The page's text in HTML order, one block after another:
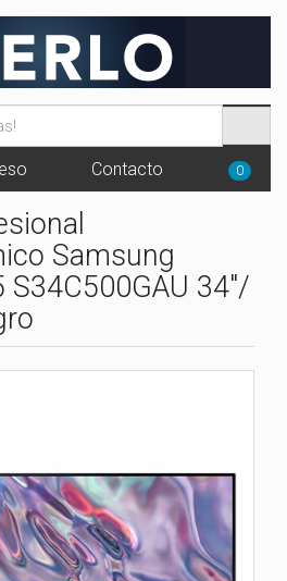
Contacto 0
Samsung
S34C500GAU 34"/